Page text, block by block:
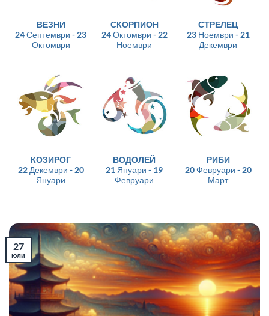
ВЕЗНИ
24 Септември - 23
Октомври
СКОРПИОН
24 Октомври - 22
Ноември
СТРЕЛЕЦ
23 Ноември - 21
Декември
КОЗИРОГ
22 Декември - 20
Януари
ВОДОЛЕЙ
21 Януари - 19
Февруари
РИБИ
20 Февруари - 20
Март
27
юли